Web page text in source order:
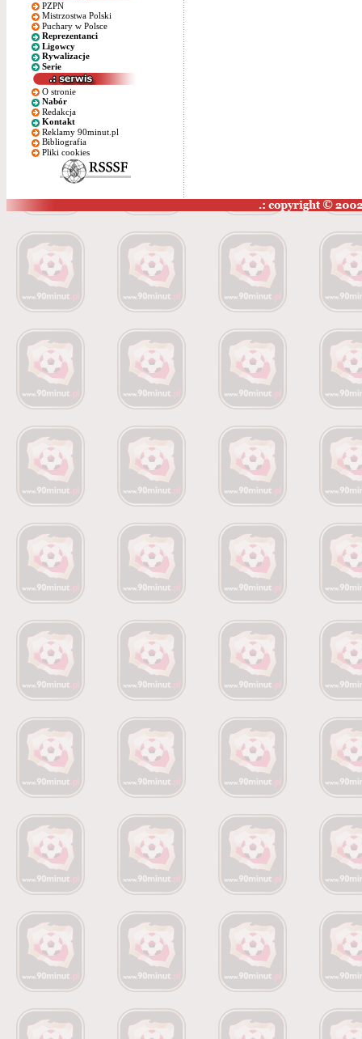
PZPN
Mistrzostwa Polski
Puchary w Polsce
Reprezentanci
Ligowcy
Rywalizacje
Serie
O stronie
Nabór
Redakcja
Kontakt
Reklamy 90minut.pl
Bibliografia
Pliki cookies